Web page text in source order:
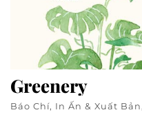
Greenery
Báo Chí, In Ấn & Xuất